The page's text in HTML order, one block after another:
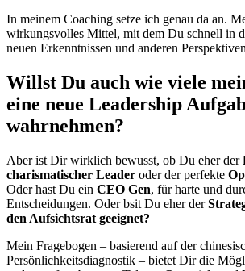
In meinem Coaching setze ich genau da an.
wirkungsvolles Mittel, mit dem Du schnell in
neuen Erkenntnissen und anderen
Willst Du auch wie viele
eine neue Leadership
wahrnehmen?
Aber ist Dir wirklich bewusst, ob Du eher der
charismatischer Leader oder der perfekte
Oder hast Du ein CEO Gen, für harte und
Entscheidungen. Oder bsit Du eher der
den Aufsichtsrat geeignet?
Mein Fragebogen – basierend auf der
Persönlichkeitsdiagnostik – bietet Dir die